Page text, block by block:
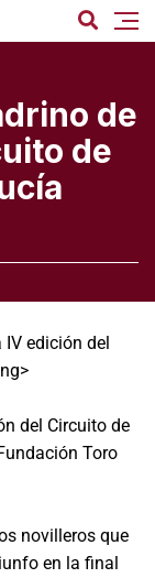
de
de
del Circuito de
Toro
novilleros que
en la final